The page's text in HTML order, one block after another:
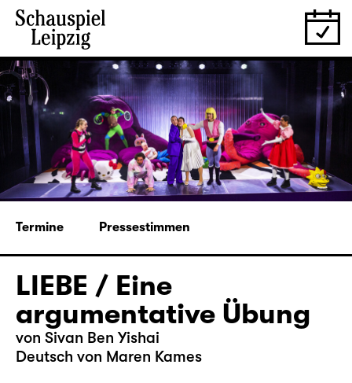
Termine Pressestimmen
LIEBE / Eine
argumentative Übung
von Sivan Ben Yishai
Deutsch von Maren Kames